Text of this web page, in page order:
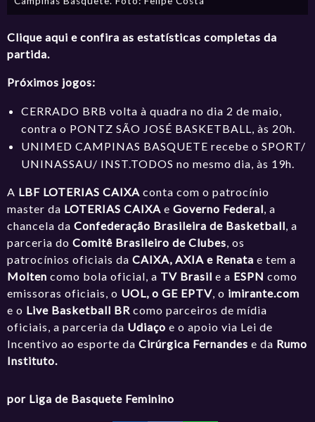
Clique aqui e confira as estatísticas completas da
partida.
Próximos jogos:
CERRADO BRB volta à quadra no dia 2 de maio,
contra o PONTZ SÃO JOSÉ BASKETBALL, às 20h.
UNIMED CAMPINAS BASQUETE recebe o SPORT/
UNINASSAU/ INST.TODOS no mesmo dia, às 19h.
A LBF LOTERIAS CAIXAconta com o patrocínio
master da LOTERIAS CAIXA eGoverno Federal , a
chancela daConfederação Brasileira de Basketball , a
parceria do Comitê Brasileiro de Clubes , os
patrocínios oficiais daCAIXA, AXIA e Renata e tem a
Molten como bola oficial, a TV Brasil e a ESPNcomo
emissoras oficiais, o UOL, o GE EPTV , o imirante.com
e o Live Basketball BR como parceiros de mídia
oficiais, a parceria da Udiaço e o apoio via Lei de
Incentivo ao esporte daCirúrgica Fernandes e da Rumo
Instituto.
por Liga de Basquete Feminino